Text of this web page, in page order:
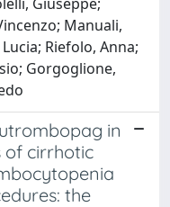
Manuali,
Riefolo, Anna;
Gorgoglione,
in
of cirrhotic
the